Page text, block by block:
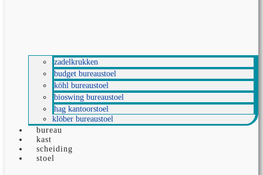
zadelkrukken
budget bureaustoel
köhl bureaustoel
bioswing bureaustoel
hag kantoorstoel
klöber bureaustoel
bureau
kast
scheiding
stoel